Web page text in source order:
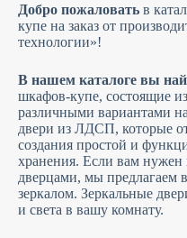
Добро пожаловать в
купе на заказ от
технологии»!
В нашем каталоге вы
шкафов-купе, состоящие
различными вариантами
двери из ЛДСП, которые
создания простой и
хранения. Если вам
дверцами, мы
зеркалом. Зеркальные
и света в вашу комнату.